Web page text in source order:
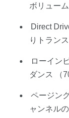
ボリュー
Direct
りトラン
ローイン
ダンス （
ページン
ャンネル